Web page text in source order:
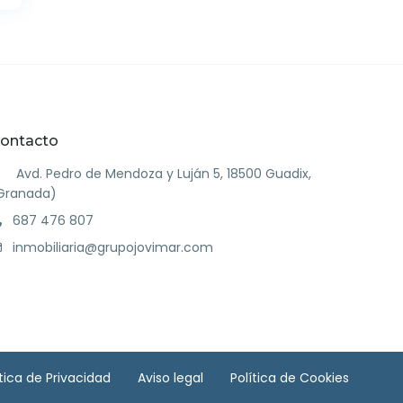
Avd. Pedro de Mendoza y Luján 5, 18500 Guadix,
687 476 807
inmobiliaria@grupojovimar.com
de Privacidad Aviso legal Política de Cookies